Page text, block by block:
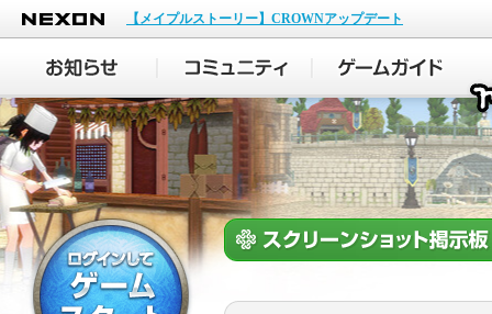
NEXON
【メイプルストーリー】CROWNアップデート